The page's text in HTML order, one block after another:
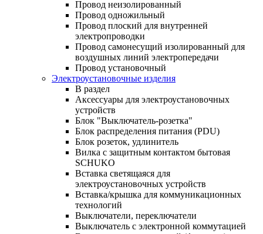
Провод неизолированный
Провод одножильный
Провод плоский для внутренней
электропроводки
Провод самонесущий изолированный для
воздушных линий электропередачи
Провод установочный
Электроустановочные изделия
В раздел
Аксессуары для электроустановочных
устройств
Блок "Выключатель-розетка"
Блок распределения питания (PDU)
Блок розеток, удлинитель
Вилка с защитным контактом бытовая
SCHUKO
Вставка светящаяся для
электроустановочных устройств
Вставка/крышка для коммуникационных
технологий
Выключатели, переключатели
Выключатель с электронной коммутацией